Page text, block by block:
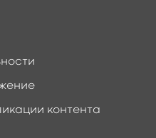
контента